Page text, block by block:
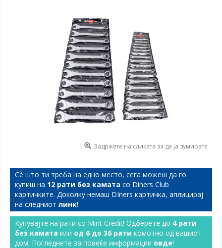
Задржете на сликата за да ја зумирате
Сѐ што ти треба на едно место, сега можеш да го
купиш на 12 рати без камата со Diners Club
картичките. Доколку немаш DIners картичка, аплицирај
на следниот линк!
Купувајте на рати со Mint Credit! Одберете до 4 рати
без камата или од 6 до 36 рати комотно од вашиот
дом. Погледнете за повеќе информации овде!